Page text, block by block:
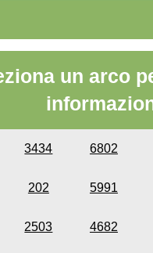
un arco
3434 6802
202 5991
2503 4682